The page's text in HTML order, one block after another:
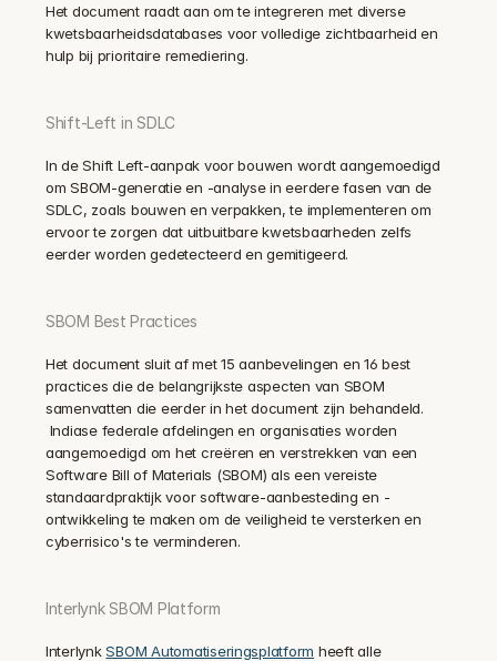
Het document raadt aan om te integreren met diverse
kwetsbaarheidsdatabases voor volledige zichtbaarheid en
hulp bij prioritaire remediering.
Shift-Left in SDLC
In de Shift Left-aanpak voor bouwen wordt aangemoedigd
om SBOM-generatie en -analyse in eerdere fasen van de
SDLC, zoals bouwen en verpakken, te implementeren om
ervoor te zorgen dat uitbuitbare kwetsbaarheden zelfs
eerder worden gedetecteerd en gemitigeerd.
SBOM Best Practices
Het document sluit af met 15 aanbevelingen en 16 best
practices die de belangrijkste aspecten van SBOM
samenvatten die eerder in het document zijn behandeld.
Indiase federale afdelingen en organisaties worden
aangemoedigd om het creëren en verstrekken van een
Software Bill of Materials (SBOM) als een vereiste
standaardpraktijk voor software-aanbesteding en -
ontwikkeling te maken om de veiligheid te versterken en
cyberrisico's te verminderen.
Interlynk SBOM Platform
Interlynk SBOM Automatiseringsplatform heeft alle